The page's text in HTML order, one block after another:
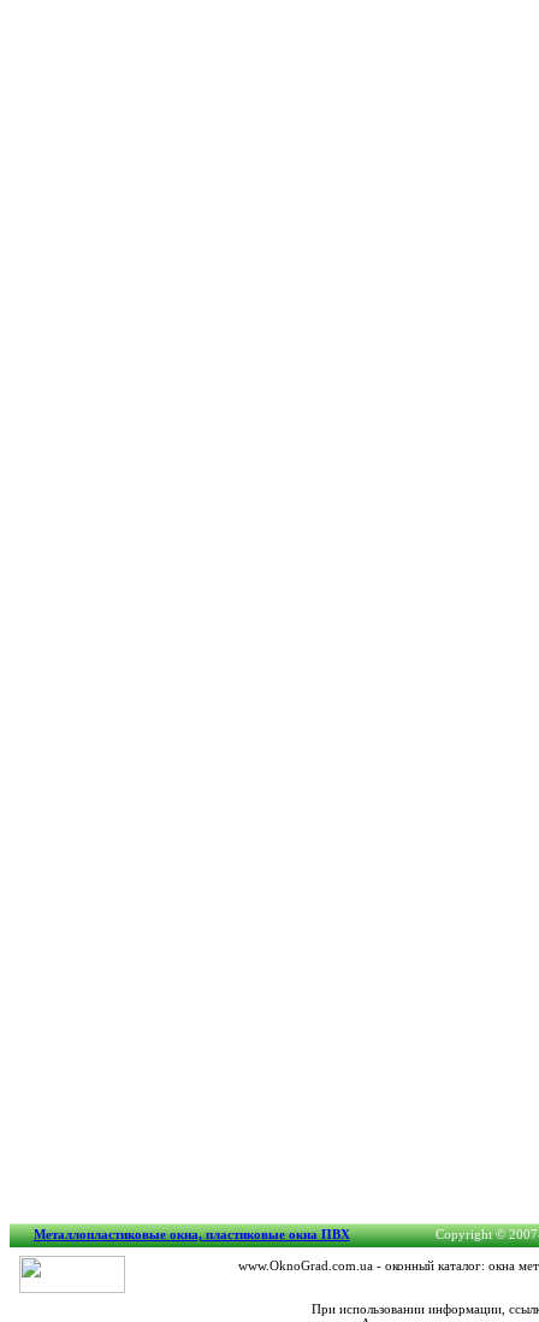
Металлопластиковые окна, пластиковые окна ПВХ Copyright ©
www.OknoGrad.com.ua - оконный каталог: окна
При использовании информации,